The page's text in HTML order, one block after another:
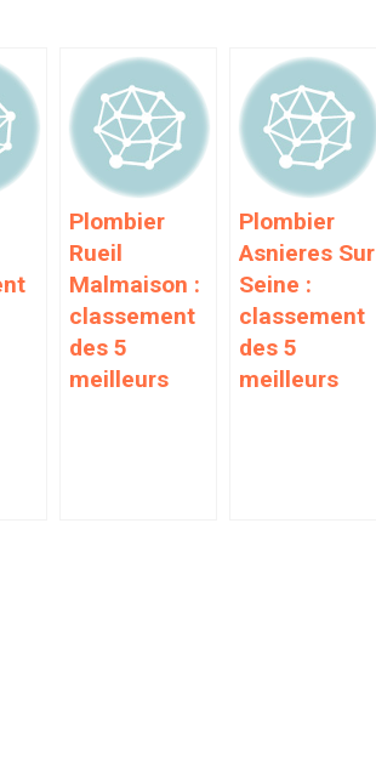
Plombier
Rueil
Malmaison :
classement
des 5
meilleurs
Plombier
Asnieres Sur
Seine :
classement
des 5
meilleurs